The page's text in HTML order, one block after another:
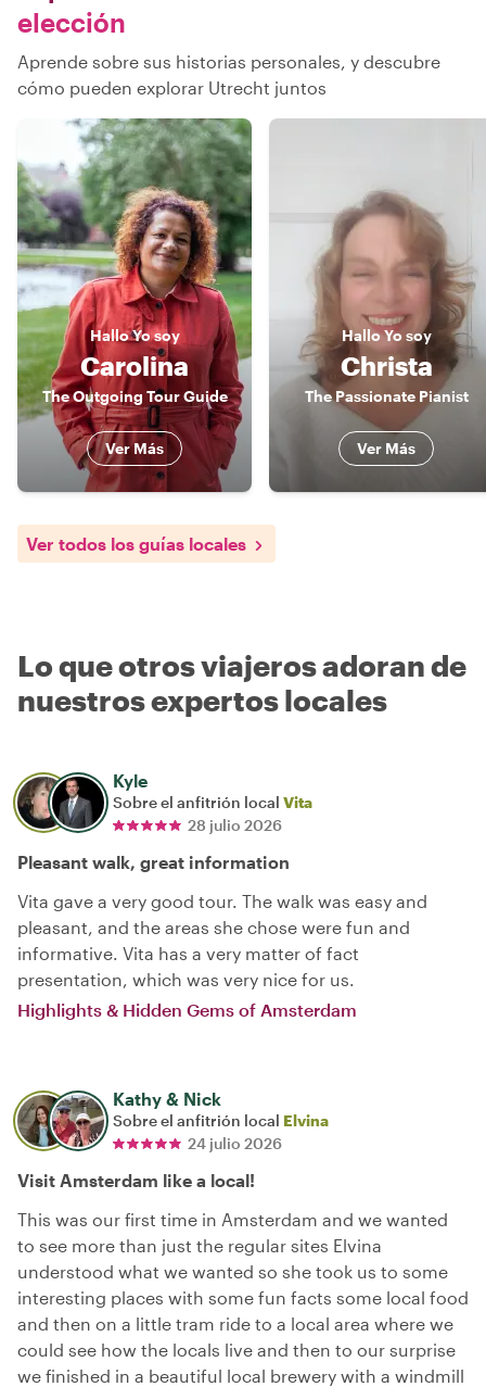
elección
Aprende sobre sus historias personales, y descubre
cómo pueden explorar Utrecht juntos
HalloYo soy
Carolina
The Outgoing Tour Guide
Ver Más
HalloYo soy
Christa
The Passionate Pianist
Ver Más
Ver todos los guías locales
Lo que otros viajeros adoran de
nuestros expertos locales
Kyle
Sobre el anfitrión local Vita
28 julio 2026
Pleasant walk, great information
Vita gave a very good tour. The walk was easy and
pleasant, and the areas she chose were fun and
informative. Vita has a very matter of fact
presentation, which was very nice for us.
Highlights & Hidden Gems of Amsterdam
Kathy & Nick
Sobre el anfitrión local Elvina
24 julio 2026
Visit Amsterdam like a local!
This was our first time in Amsterdam and we wanted
to see more than just the regular sites Elvina
understood what we wanted so she took us to some
interesting places with some fun facts some local food
and then on a little tram ride to a local area where we
could see how the locals live and then to our surprise
we finished in a beautiful local brewery with a windmill